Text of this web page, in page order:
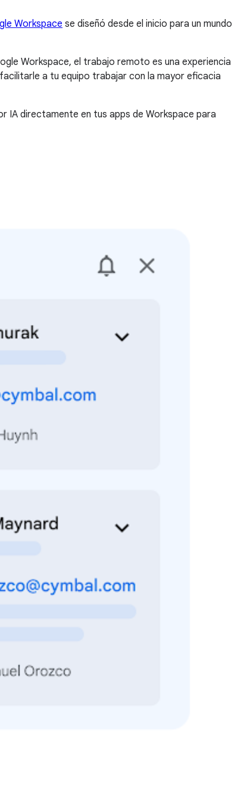
Workspace se diseñó desde el inicio para un mundo
Workspace, el trabajo remoto es una experiencia
a tu equipo trabajar con la mayor eficacia
IA directamente en tus apps de Workspace para